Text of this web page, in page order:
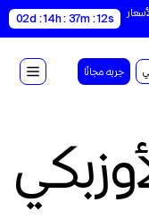
02d : 14h : 37m : 11s
جربه مجانًا